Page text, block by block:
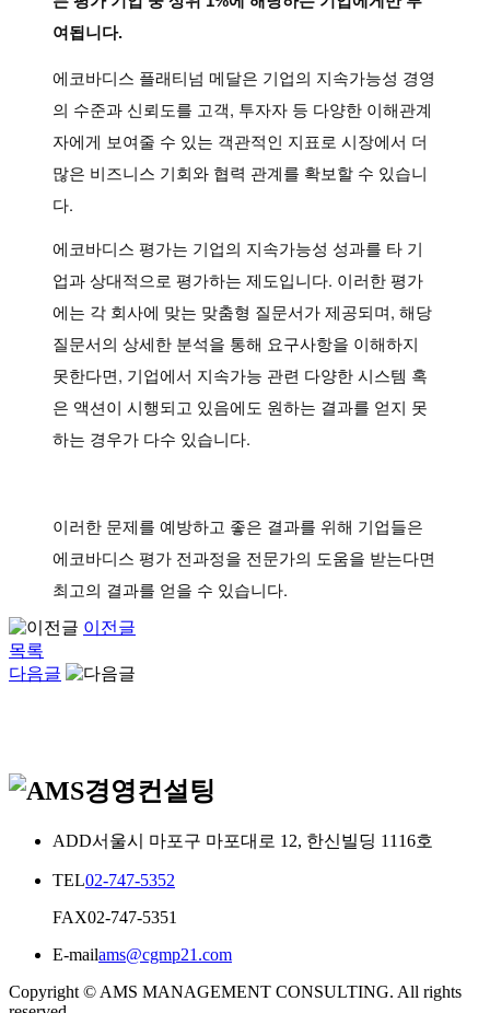
여됩니다.
에코바디스 플래티넘 메달은 기업의 지속가능성 경영
의 수준과 신뢰도를 고객, 투자자 등 다양한 이해관계
자에게 보여줄 수 있는 객관적인 지표로 시장에서 더
많은 비즈니스 기회와 협력 관계를 확보할 수 있습니
다.
에코바디스 평가는 기업의 지속가능성 성과를 타 기
업과 상대적으로 평가하는 제도입니다. 이러한 평가
에는 각 회사에 맞는 맞춤형 질문서가 제공되며, 해당
질문서의 상세한 분석을 통해 요구사항을 이해하지
못한다면, 기업에서 지속가능 관련 다양한 시스템 혹
은 액션이 시행되고 있음에도 원하는 결과를 얻지 못
하는 경우가 다수 있습니다.
이러한 문제를 예방하고 좋은 결과를 위해 기업들은
에코바디스 평가 전과정을 전문가의 도움을 받는다면
최고의 결과를 얻을 수 있습니다.
이전글
목록
다음글
ADD서울시 마포구 마포대로 12, 한신빌딩 1116호
TEL02-747-5352
FAX02-747-5351
E-mailams@cgmp21.com
Copyright © AMS MANAGEMENT CONSULTING. All rights